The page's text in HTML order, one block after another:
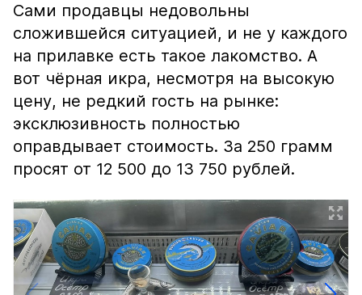
Сами продавцы недовольны
сложившейся ситуацией, и не у каждого
на прилавке есть такое лакомство. А
вот чёрная икра, несмотря на высокую
цену, не редкий гость на рынке:
эксклюзивность полностью
оправдывает стоимость. За 250 грамм
просят от 12 500 до 13 750 рублей.